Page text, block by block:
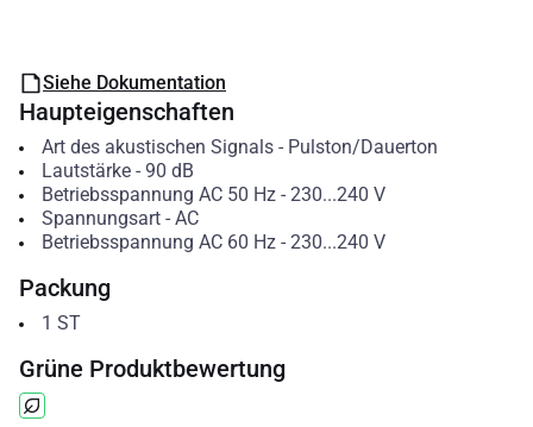
Siehe Dokumentation
Haupteigenschaften
Art des akustischen Signals- Pulston/Dauerton
Lautstärke- 90 dB
Betriebsspannung AC 50 Hz- 230...240 V
Spannungsart- AC
Betriebsspannung AC 60 Hz- 230...240 V
Packung
1 ST
Grüne Produktbewertung